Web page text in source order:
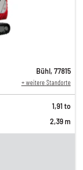
Bühl, 77815
+ weitere Standorte
1,91 to
2,39 m